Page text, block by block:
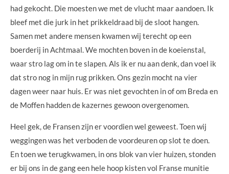
had gekocht. Die moesten we met de vlucht maar aandoen. Ik
bleef met die jurk in het prikkeldraad bij de sloot hangen.
Samen met andere mensen kwamen wij terecht op een
boerderij in Achtmaal. We mochten boven in de koeienstal,
waar stro lag om in te slapen. Als ik er nu aan denk, dan voel ik
dat stro nog in mijn rug prikken. Ons gezin mocht na vier
dagen weer naar huis. Er was niet gevochten in of om Breda en
de Moffen hadden de kazernes gewoon overgenomen.
Heel gek, de Fransen zijn er voordien wel geweest. Toen wij
weggingen was het verboden de voordeuren op slot te doen.
En toen we terugkwamen, in ons blok van vier huizen, stonden
er bij ons in de gang een hele hoop kisten vol Franse munitie